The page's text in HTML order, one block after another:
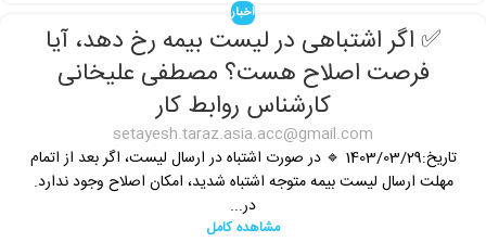
اخبار
✅ اگر اشتباهی در لیست بیمه رخ دهد، آیا
فرصت اصلاح هست؟ مصطفی علیخانی
کارشناس روابط کار
setayesh.taraz.asia.acc@gmail.com
تاریخ:1403/03/29 🔹 در صورت اشتباه در ارسال لیست، اگر بعد از اتمام
مهلت ارسال لیست بیمه متوجه اشتباه شدید، امکان اصلاح وجود ندارد.
در...
مشاهده کامل